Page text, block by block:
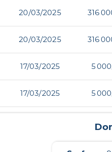
20/03/2025 316
20/03/2025 316
17/03/2025 5
17/03/2025 5